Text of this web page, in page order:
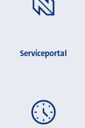
Serviceportal